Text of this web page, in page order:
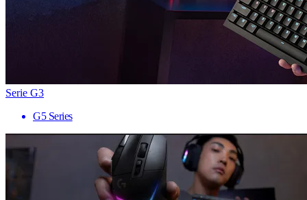
Serie G3
G5 Series